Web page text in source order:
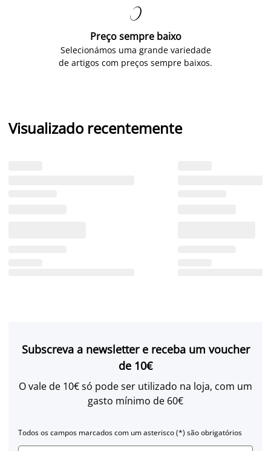

Preço sempre baixo
Selecionámos uma grande variedade
de artigos com preços sempre baixos.
Visualizado recentemente
Subscreva a newsletter e receba um voucher
de 10€
O vale de 10€ só pode ser utilizado na loja, com um
gasto mínimo de 60€
Todos os campos marcados com um asterisco (*) são obrigatórios